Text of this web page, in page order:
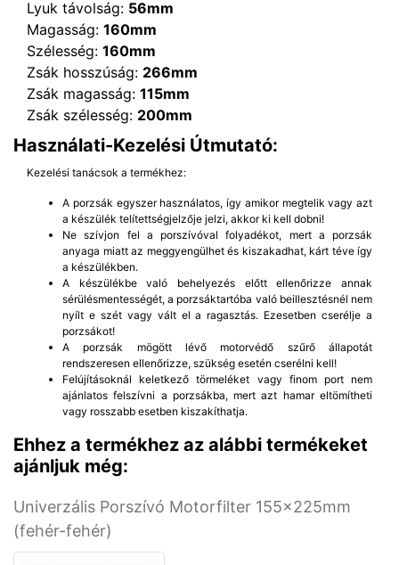
Lyuk távolság: 56mm
Magasság: 160mm
Szélesség: 160mm
Zsák hosszúság: 266mm
Zsák magasság: 115mm
Zsák szélesség: 200mm
Használati-Kezelési Útmutató:
Kezelési tanácsok a termékhez:
A porzsák egyszer használatos, így amikor megtelik vagy azt
a készülék telítettségjelzője jelzi, akkor ki kell dobni!
Ne szívjon fel a porszívóval folyadékot, mert a porzsák
anyaga miatt az meggyengülhet és kiszakadhat, kárt téve így
a készülékben.
A készülékbe való behelyezés előtt ellenőrizze annak
sérülésmentességét, a porzsáktartóba való beillesztésnél nem
nyílt e szét vagy vált el a ragasztás. Ezesetben cserélje a
porzsákot!
A porzsák mögött lévő motorvédő szűrő állapotát
rendszeresen ellenőrizze, szükség esetén cserélni kell!
Felújításoknál keletkező törmeléket vagy finom port nem
ajánlatos felszívni a porzsákba, mert azt hamar eltömítheti
vagy rosszabb esetben kiszakíthatja.
Ehhez a termékhez az alábbi termékeket
ajánljuk még:
Univerzális Porszívó Motorfilter 155x225mm
(fehér-fehér)